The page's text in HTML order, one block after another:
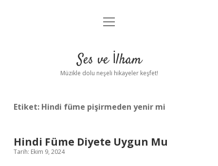
Anasayfa
Yasal Uyarı
menüyü
Ses ve İlham
Müzikle dolu neşeli hikayeler keşfet!
Etiket: Hindi füme pişirmeden yenir mi
Hindi Füme Diyete Uygun Mu
Tarih: Ekim 9, 2024